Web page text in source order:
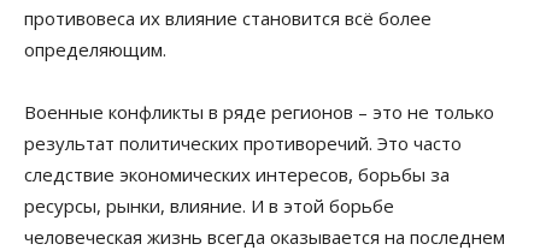
противовеса их влияние становится всё более
определяющим.
Военные конфликты в ряде регионов – это не только
результат политических противоречий. Это часто
следствие экономических интересов, борьбы за
ресурсы, рынки, влияние. И в этой борьбе
человеческая жизнь всегда оказывается на последнем